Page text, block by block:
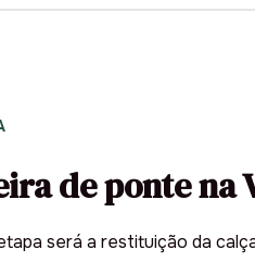
de ponte na
será a restituição da